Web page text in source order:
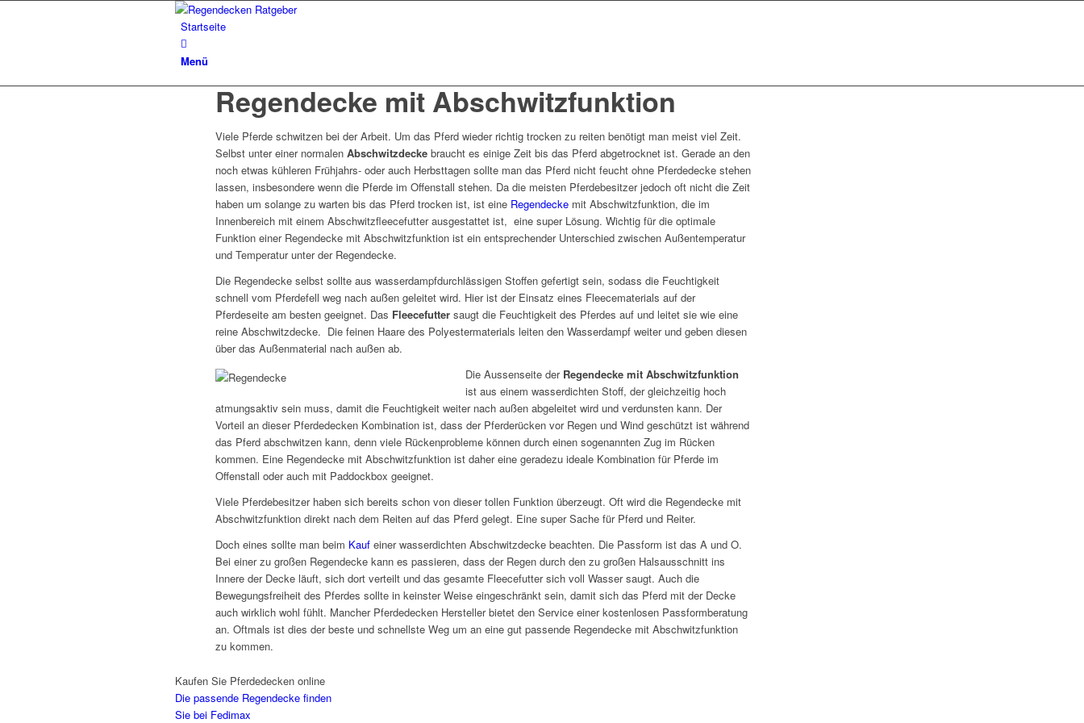
Startseite
Menü
Regendecke mit Abschwitzfunktion
Viele Pferde schwitzen bei der Arbeit. Um das Pferd wieder richtig trocken zu reiten benötigt man meist viel Zeit.
Selbst unter einer normalen Abschwitzdecke braucht es einige Zeit bis das Pferd abgetrocknet ist. Gerade an den
noch etwas kühleren Frühjahrs- oder auch Herbsttagen sollte man das Pferd nicht feucht ohne Pferdedecke stehen
lassen, insbesondere wenn die Pferde im Offenstall stehen. Da die meisten Pferdebesitzer jedoch oft nicht die Zeit
haben um solange zu warten bis das Pferd trocken ist, ist eine Regendecke mit Abschwitzfunktion, die im
Innenbereich mit einem Abschwitzfleecefutter ausgestattet ist, eine super Lösung. Wichtig für die optimale
Funktion einer Regendecke mit Abschwitzfunktion ist ein entsprechender Unterschied zwischen Außentemperatur
und Temperatur unter der Regendecke.
Die Regendecke selbst sollte aus wasserdampfdurchlässigen Stoffen gefertigt sein, sodass die Feuchtigkeit
schnell vom Pferdefell weg nach außen geleitet wird. Hier ist der Einsatz eines Fleecematerials auf der
Pferdeseite am besten geeignet. Das Fleecefutter saugt die Feuchtigkeit des Pferdes auf und leitet sie wie eine
reine Abschwitzdecke. Die feinen Haare des Polyestermaterials leiten den Wasserdampf weiter und geben diesen
über das Außenmaterial nach außen ab.
Die Aussenseite der Regendecke mit Abschwitzfunktion
ist aus einem wasserdichten Stoff, der gleichzeitig hoch
atmungsaktiv sein muss, damit die Feuchtigkeit weiter nach außen abgeleitet wird und verdunsten kann. Der
Vorteil an dieser Pferdedecken Kombination ist, dass der Pferderücken vor Regen und Wind geschützt ist während
das Pferd abschwitzen kann, denn viele Rückenprobleme können durch einen sogenannten Zug im Rücken
kommen. Eine Regendecke mit Abschwitzfunktion ist daher eine geradezu ideale Kombination für Pferde im
Offenstall oder auch mit Paddockbox geeignet.
Viele Pferdebesitzer haben sich bereits schon von dieser tollen Funktion überzeugt. Oft wird die Regendecke mit
Abschwitzfunktion direkt nach dem Reiten auf das Pferd gelegt. Eine super Sache für Pferd und Reiter.
Doch eines sollte man beim Kauf einer wasserdichten Abschwitzdecke beachten. Die Passform ist das A und O.
Bei einer zu großen Regendecke kann es passieren, dass der Regen durch den zu großen Halsausschnitt ins
Innere der Decke läuft, sich dort verteilt und das gesamte Fleecefutter sich voll Wasser saugt. Auch die
Bewegungsfreiheit des Pferdes sollte in keinster Weise eingeschränkt sein, damit sich das Pferd mit der Decke
auch wirklich wohl fühlt. Mancher Pferdedecken Hersteller bietet den Service einer kostenlosen Passformberatung
an. Oftmals ist dies der beste und schnellste Weg um an eine gut passende Regendecke mit Abschwitzfunktion
zu kommen.
Kaufen Sie Pferdedecken online
Die passende Regendecke finden
Sie bei Fedimax